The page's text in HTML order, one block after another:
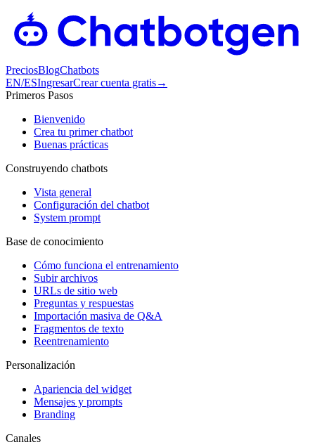
PreciosBlogChatbots
EN/ESIngresarCrear cuenta gratis→
Primeros Pasos
Bienvenido
Crea tu primer chatbot
Buenas prácticas
Construyendo chatbots
Vista general
Configuración del chatbot
System prompt
Base de conocimiento
Cómo funciona el entrenamiento
Subir archivos
URLs de sitio web
Preguntas y respuestas
Importación masiva de Q&A
Fragmentos de texto
Reentrenamiento
Personalización
Apariencia del widget
Mensajes y prompts
Branding
Canales